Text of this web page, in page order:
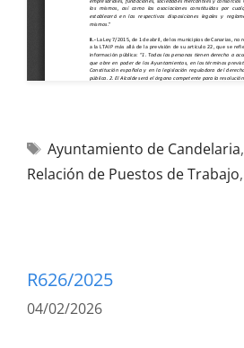
Ayuntamiento de Candelaria,
Relación de Puestos de Trabajo,
R626/2025
04/02/2026